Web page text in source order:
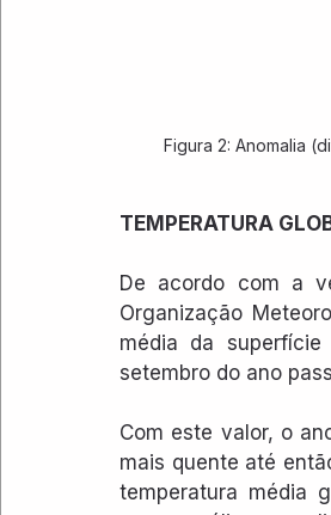
Figura 2: Anomalia
TEMPERATURA
De acordo com a
Organização
média da
setembro do ano
Com este valor, o
mais quente até
temperatura média